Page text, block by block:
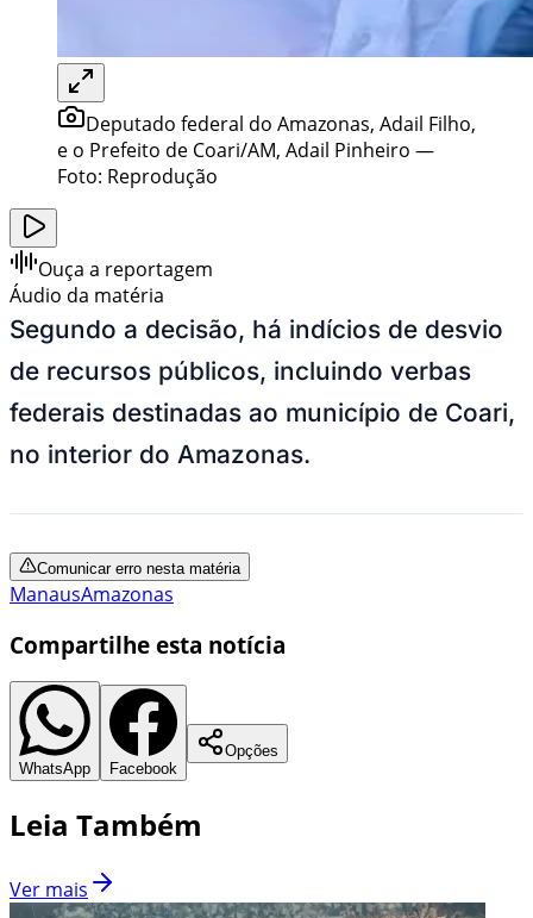
Deputado federal do Amazonas, Adail Filho,
e o Prefeito de Coari/AM, Adail Pinheiro —
Foto: Reprodução
Ouça a reportagem
Áudio da matéria
Segundo a decisão, há indícios de desvio
de recursos públicos, incluindo verbas
federais destinadas ao município de Coari,
no interior do Amazonas.
Comunicar erro nesta matéria
ManausAmazonas
Compartilhe esta notícia
WhatsApp Facebook
Opções
Leia Também
Ver mais